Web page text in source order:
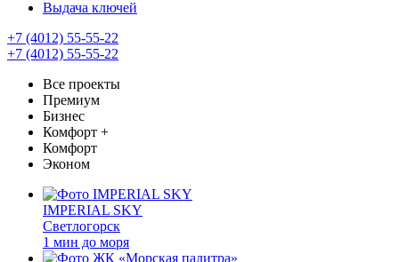
Выдача ключей
+7 (4012) 55-55-22
+7 (4012) 55-55-22
Все проекты
Премиум
Бизнес
Комфорт +
Комфорт
Эконом
IMPERIAL SKY
Светлогорск
1 мин до моря